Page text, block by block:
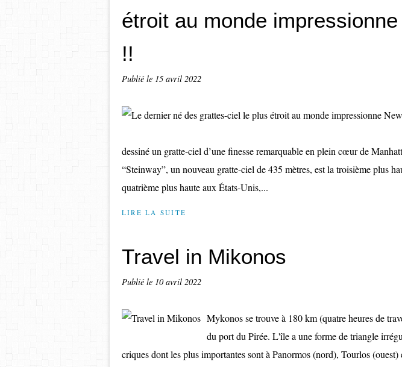
étroit au monde
!!
Publié le 15 avril 2022
dessiné un gratte-ciel d’une finesse remarquable en plein cœur de
“Steinway”, un nouveau gratte-ciel de 435 mètres, est la troisième plus
quatrième plus haute aux États-Unis,...
LIRE LA SUITE
Travel in Mikonos
Publié le 10 avril 2022
Mykonos se trouve à 180 km (quatre heures de
du port du Pirée. L'île a une forme de triangle
criques dont les plus importantes sont à Panormos (nord), Tourlos